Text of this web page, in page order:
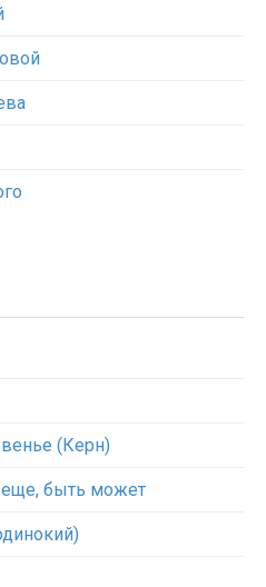
(Керн)
быть может